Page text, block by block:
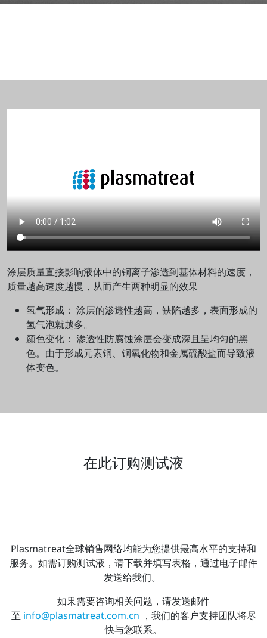
涂层质量直接影响液体中的铜离子渗透到基体材料的速度，
质量越高速度越慢，从而产生两种明显的效果
氢气形成： 涂层的渗透性越高，缺陷越多，表面形成的
氢气泡就越多。
颜色变化： 渗透性防腐蚀涂层会变成深且呈均匀的黑
色。由于形成元素铜、铜氧化物和金属硫酸盐而导致液
体变色。
在此订购测试液
Plasmatreat全球销售网络均能为您提供最高水平的支持和
服务。如需订购测试液，请下载并填写表格，通过电子邮件
发送给我们。
如果需要咨询相关问题，请发送邮件
至 info@plasmatreat.com.cn ，我们的客户支持团队将尽
快与您联系。